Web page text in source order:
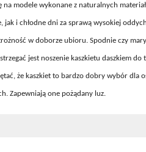
na modele wykonane z naturalnych
jak i chłodne dni za sprawą wysokiej
w doborze ubioru. Spodnie czy
jest noszenie kaszkietu daszkiem do
że kaszkiet to bardzo dobry wybór dla
Zapewniają one pożądany luz.